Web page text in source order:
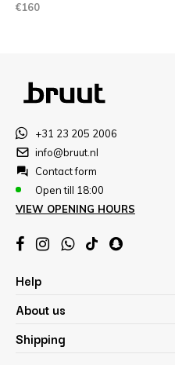
€160
+31 23 205 2006
info@bruut.nl
Contact form
Open till 18:00
VIEW OPENING HOURS
Help
About us
Shipping